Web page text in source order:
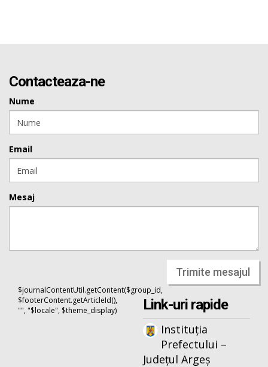
Contacteaza-ne
Nume
Email
Mesaj
Trimite mesajul
$journalContentUtil.getContent($group_id,
$footerContent.getArticleId(),
"", "$locale", $theme_display)
Link-uri rapide
Instituția
Prefectului –
Județul Argeș